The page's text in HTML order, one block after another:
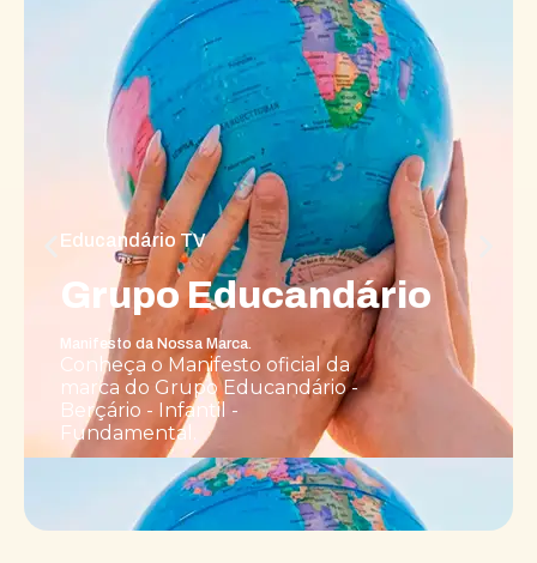
Educandário TV
Grupo Educandário
Manifesto da Nossa Marca.
Conheça o Manifesto oficial da
marca do Grupo Educandário -
Berçário - Infantil -
Fundamental.